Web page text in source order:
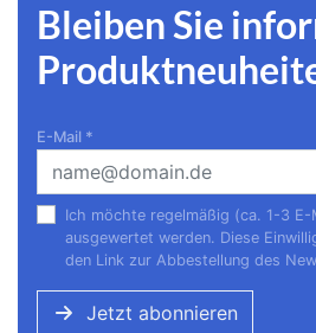
Bleiben Sie
E-Mail *
Ich möchte regelmäßig (ca. 1-3
ausgewertet werden. Diese
den Link zur Abbestellung des
Jetzt abonnieren